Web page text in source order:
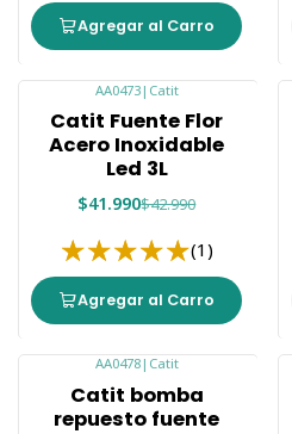
Agregar al Carro
AA0473| Catit
Catit Fuente Flor
Acero Inoxidable
Led 3L
$41.990$42.990
(1)
Agregar al Carro
AA0478| Catit
Catit bomba
repuesto fuente